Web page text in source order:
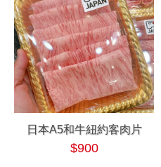
日本A5和牛紐約客肉片
$900